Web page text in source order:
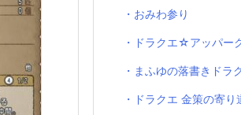
・おみわ参り
・ドラクエ☆アッパー
・まふゆの落書きドラ
・ドラクエ 金策の寄り